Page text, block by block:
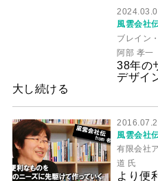
風雲会社
ブレイン
阿部 孝一
38年の
デザイ
大し続ける
風雲会社
有限会社
道 氏
より便